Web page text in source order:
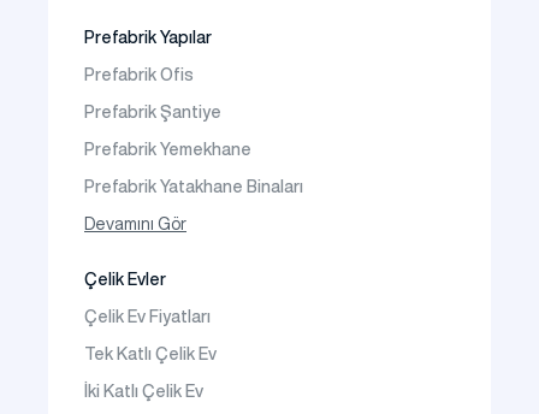
Prefabrik Yapılar
Prefabrik Ofis
Prefabrik Şantiye
Prefabrik Yemekhane
Prefabrik Yatakhane Binaları
Prefabrik Dükkan
Devamını Gör
Çelik Evler
Çelik Ev Fiyatları
Tek Katlı Çelik Ev
İki Katlı Çelik Ev